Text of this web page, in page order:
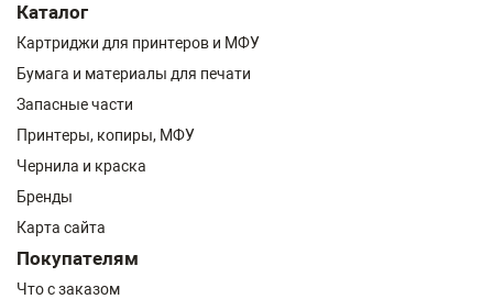
Каталог
Картриджи для принтеров и МФУ
Бумага и материалы для печати
Запасные части
Принтеры, копиры, МФУ
Чернила и краска
Бренды
Карта сайта
Покупателям
Что с заказом